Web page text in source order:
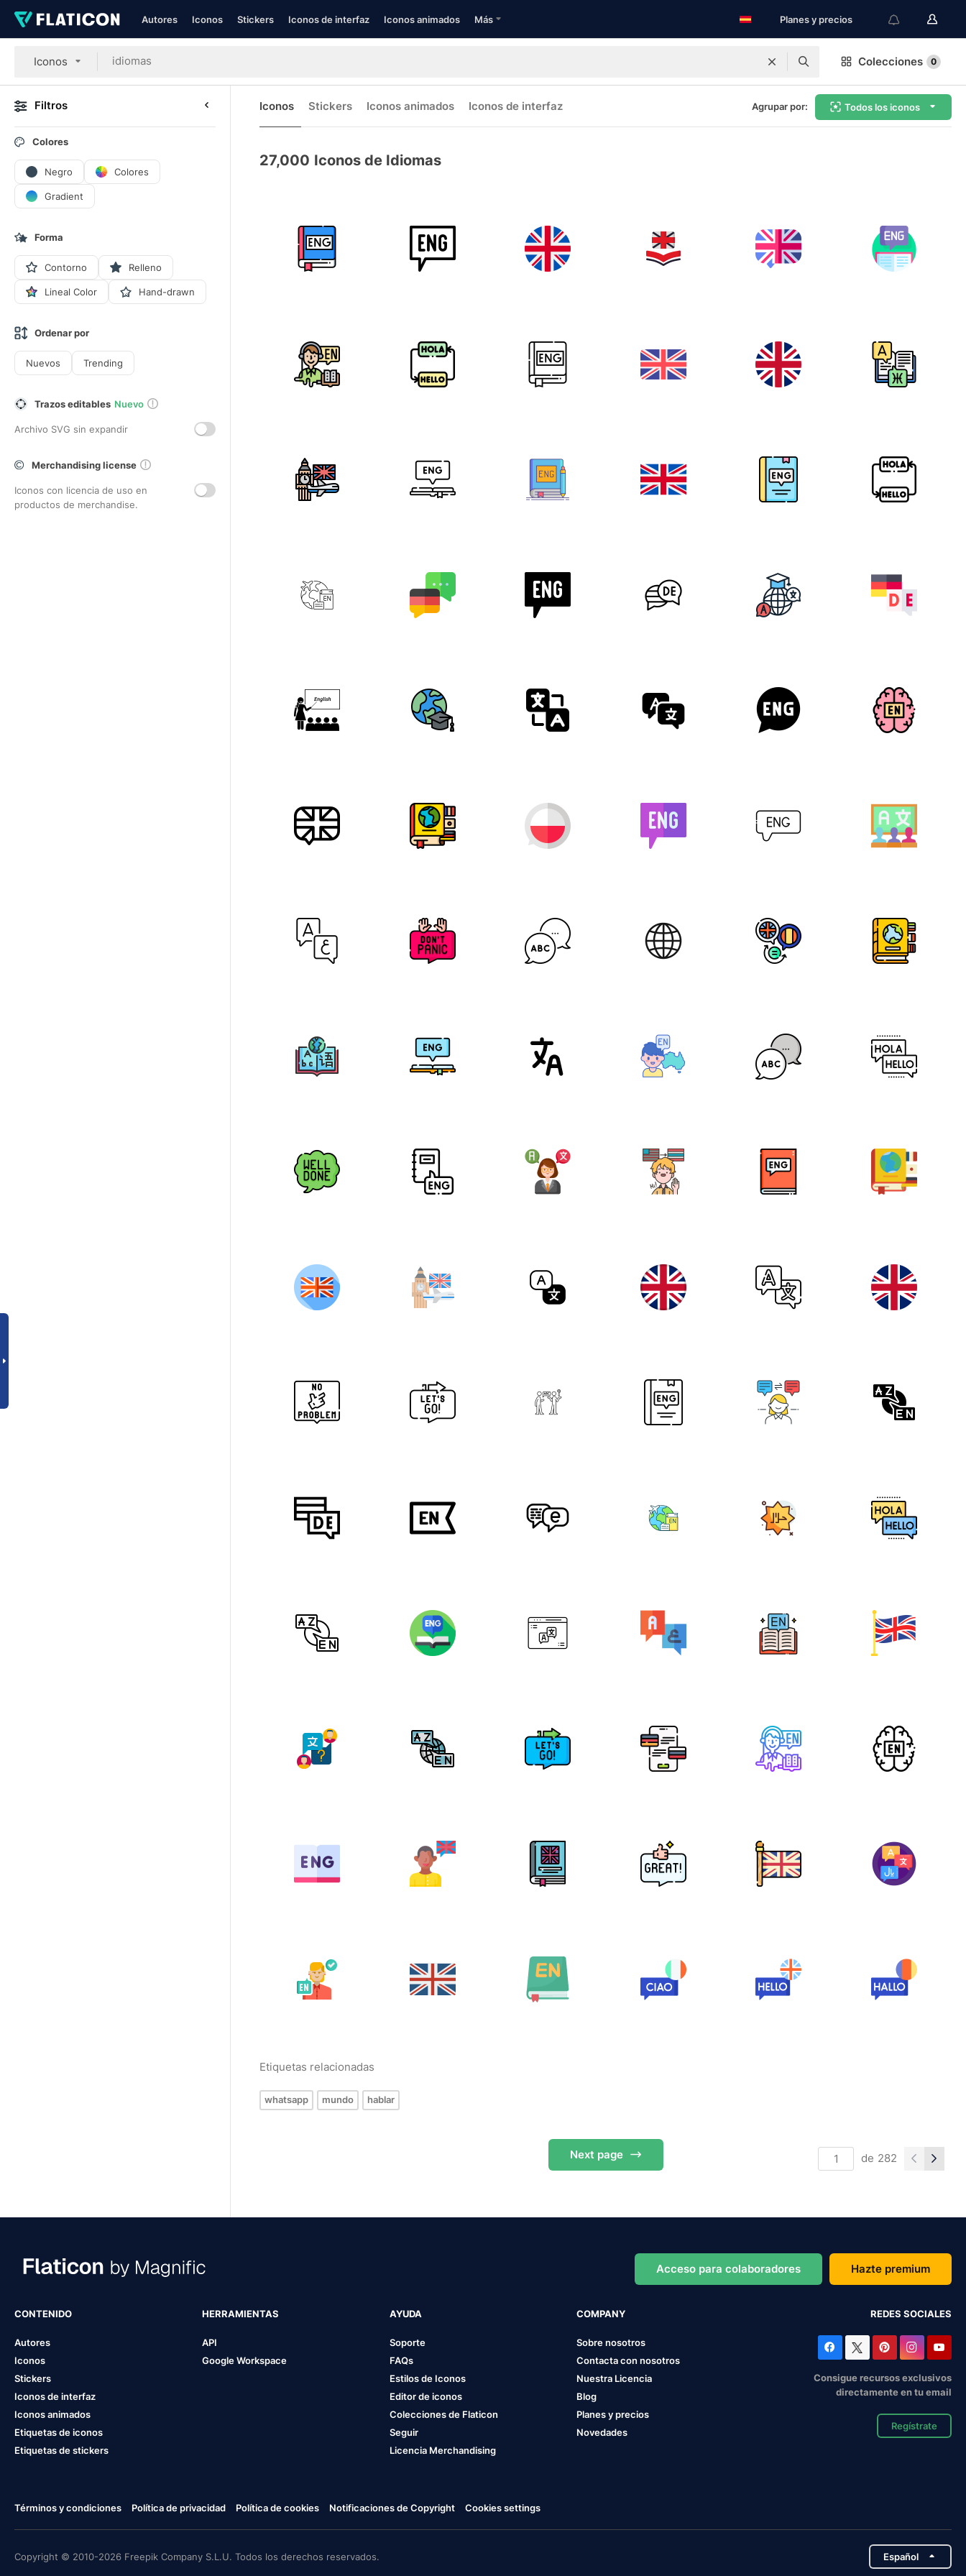
Autores Iconos Stickers Iconos de interfaz Iconos animados Más Planes y precios
Iconos Colecciones 0
Filtros
Colores
Negro Colores
Gradient
Forma
Contorno Relleno
Lineal Color Hand-drawn
Ordenar por
Nuevos Trending
Trazos editables Nuevo
Archivo SVG sin expandir
Merchandising license
Iconos con licencia de uso en
productos de merchandise.
Iconos Stickers Iconos animados Iconos de interfaz Agrupar por: Todos los iconos
27,000 Iconos de Idiomas
Etiquetas relacionadas
whatsapp mundo hablar
Next page de 282
Acceso para colaboradores Hazte premium
CONTENIDO
Autores
Iconos
Stickers
Iconos de interfaz
Iconos animados
Etiquetas de iconos
Etiquetas de stickers
HERRAMIENTAS
API
Google Workspace
AYUDA
Soporte
FAQs
Estilos de Iconos
Editor de iconos
Colecciones de Flaticon
Seguir
Licencia Merchandising
COMPANY
Sobre nosotros
Contacta con nosotros
Nuestra Licencia
Blog
Planes y precios
Novedades
REDES SOCIALES
Consigue recursos exclusivos
directamente en tu email
Regístrate
Términos y condiciones Política de privacidad Política de cookies Notificaciones de Copyright Cookies settings
Copyright © 2010-2026 Freepik Company S.L.U. Todos los derechos reservados. Español